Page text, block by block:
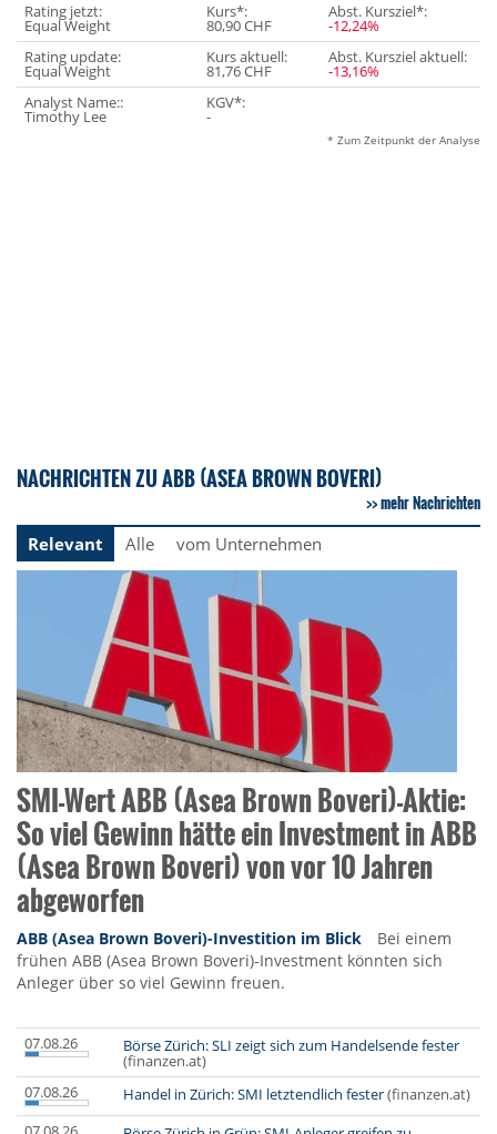
Rating jetzt:
Equal Weight
Kurs*:
80,90 CHF
Abst. Kursziel*:
-12,24%
Rating update:
Equal Weight
Kurs aktuell:
81,76 CHF
Abst. Kursziel aktuell:
-13,16%
Analyst Name::
Timothy Lee
KGV*:
-
* Zum Zeitpunkt der Analyse
NACHRICHTEN ZU ABB (ASEA BROWN BOVERI)
mehr Nachrichten
Relevant
Alle vom Unternehmen
SMI-Wert ABB (Asea Brown Boveri)-Aktie:
So viel Gewinn hätte ein Investment in ABB
(Asea Brown Boveri) von vor 10 Jahren
abgeworfen
ABB (Asea Brown Boveri)-Investition im Blick
Bei einem
frühen ABB (Asea Brown Boveri)-Investment könnten sich
Anleger über so viel Gewinn freuen.
07.08.26 Börse Zürich: SLI zeigt sich zum Handelsende fester
(finanzen.at)
07.08.26
Handel in Zürich: SMI letztendlich fester(finanzen.at)